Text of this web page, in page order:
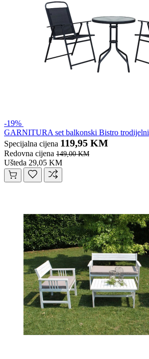
-19%
GARNITURA set balkonski Bistro trodijelni
Specijalna cijena 119,95 KM
Redovna cijena 149,00 KM
Ušteda 29,05 KM